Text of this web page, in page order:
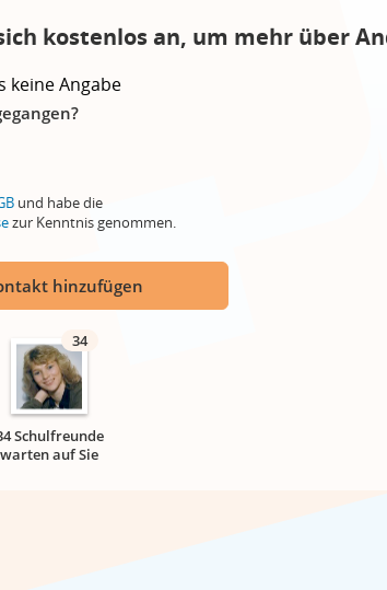
kostenlos an, um mehr über
keine Angabe
und habe die
zur Kenntnis genommen.
hinzufügen
34
Schulfreunde
warten auf Sie